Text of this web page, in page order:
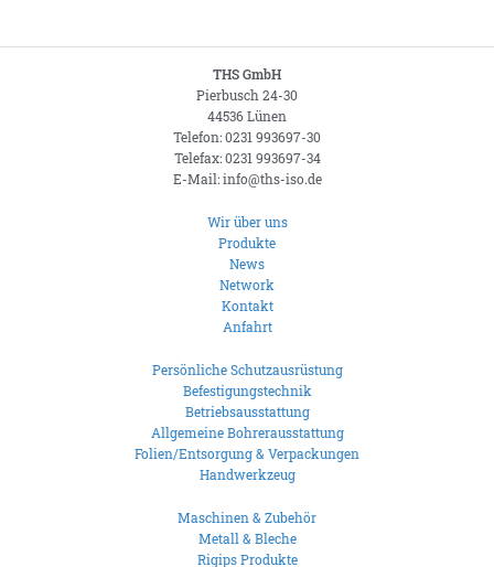
THS GmbH
Pierbusch 24-30
44536 Lünen
Telefon: 0231 993697-30
Telefax: 0231 993697-34
E-Mail: info@ths-iso.de
Wir über uns
Produkte
News
Network
Kontakt
Anfahrt
Persönliche Schutzausrüstung
Befestigungstechnik
Betriebsausstattung
Allgemeine Bohrerausstattung
Folien/Entsorgung & Verpackungen
Handwerkzeug
Maschinen & Zubehör
Metall & Bleche
Rigips Produkte